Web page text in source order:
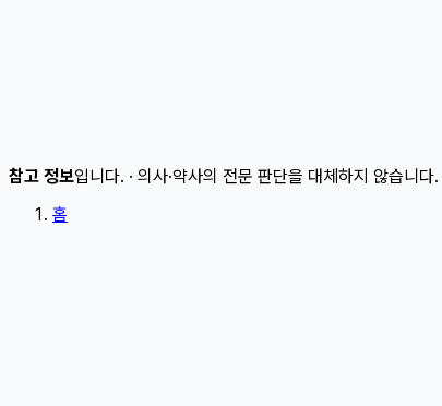
참고 정보입니다. · 의사·약사의 전문 판단을 대체하지 않습니다.
홈